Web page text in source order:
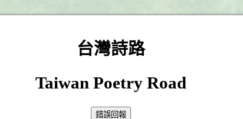
台灣詩路
Taiwan Poetry Road